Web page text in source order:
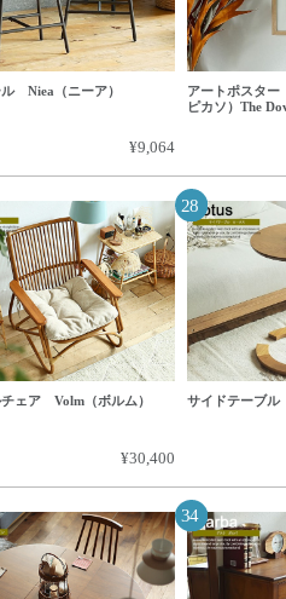
Niea（ニーア）
¥9,064
アートポスタ
ピカソ）The
ェア Volm（ボルム）
¥30,400
サイドテーブル